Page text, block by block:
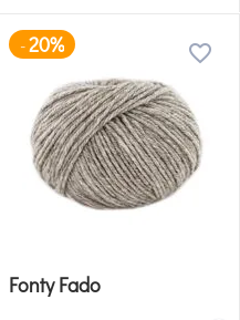
-20%
Fonty Fado